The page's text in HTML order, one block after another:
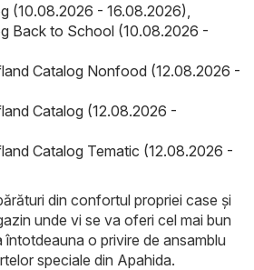
(10.08.2026 - 16.08.2026)
Back to School (10.08.2026 -
Catalog Nonfood (12.08.2026 -
Catalog (12.08.2026 -
Catalog Tematic (12.08.2026 -
din confortul propriei case și
unde vi se va oferi cel mai bun
întotdeauna o privire de ansamblu
speciale din Apahida.